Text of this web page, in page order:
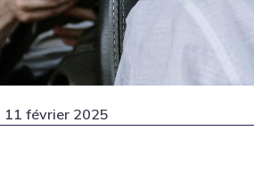
11 février 2025